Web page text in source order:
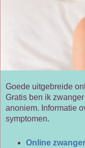
Goede uitgebreide
Gratis ben ik
anoniem. Informatie
symptomen.
Online